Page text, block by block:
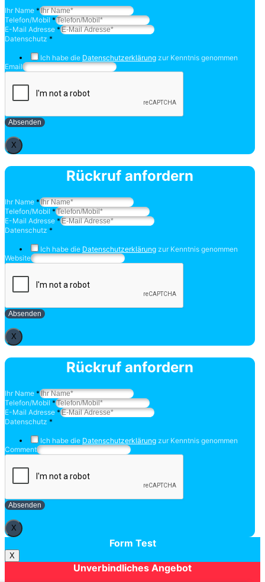
Ihr Name *
Telefon/Mobil *
E-Mail Adresse *
Datenschutz *
Ich habe die Datenschutzerklärung zur Kenntnis genommen
Email
Absenden
X
Rückruf anfordern
Ihr Name *
Telefon/Mobil *
E-Mail Adresse *
Datenschutz *
Ich habe die Datenschutzerklärung zur Kenntnis genommen
Website
Absenden
X
Rückruf anfordern
Ihr Name *
Telefon/Mobil *
E-Mail Adresse *
Datenschutz *
Ich habe die Datenschutzerklärung zur Kenntnis genommen
Comment
Absenden
X
Form Test
X
Unverbindliches Angebot